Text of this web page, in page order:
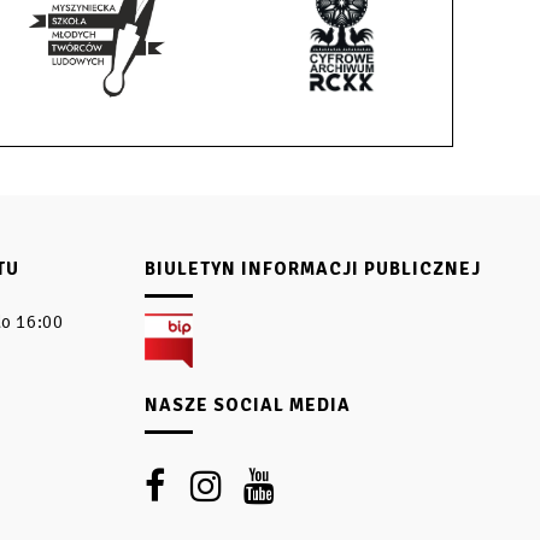
16:00
BIULETYN INFORMACJI PUBLICZNEJ
NASZE SOCIAL MEDIA